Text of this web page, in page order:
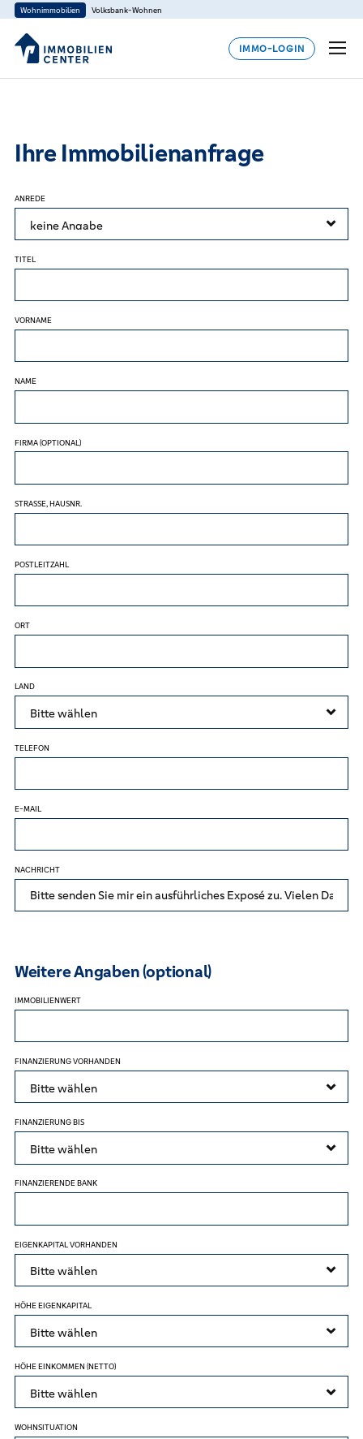
Wohnimmobilien Volksbank-Wohnen
IMMO-LOGIN
Ihre Immobilienanfrage
ANREDE
TITEL
VORNAME
NAME
FIRMA (OPTIONAL)
STRASSE, HAUSNR.
POSTLEITZAHL
ORT
LAND
TELEFON
E-MAIL
NACHRICHT
Weitere Angaben (optional)
IMMOBILIENWERT
FINANZIERUNG VORHANDEN
FINANZIERUNG BIS
FINANZIERENDE BANK
EIGENKAPITAL VORHANDEN
HÖHE EIGENKAPITAL
HÖHE EINKOMMEN (NETTO)
WOHNSITUATION